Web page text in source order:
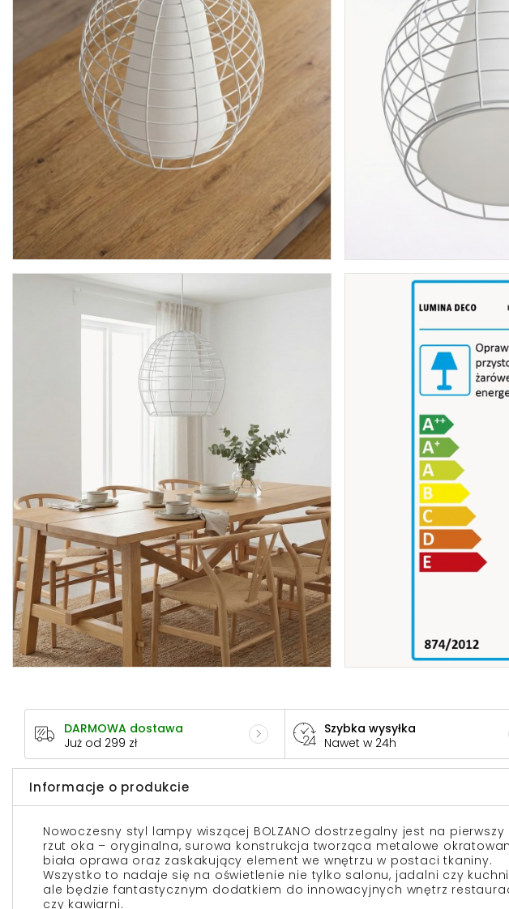
DARMOWA dostawa
Już od 299 zł
Szybka wysyłka
Nawet w 24h
Informacje o produkcie
Nowoczesny styl lampy wiszącej BOLZANO dostrzegalny jest na pierwszy
rzut oka – oryginalna, surowa konstrukcja tworząca metalowe
biała oprawa oraz zaskakujący element we wnętrzu w postaci tkaniny.
Wszystko to nadaje się na oświetlenie nie tylko salonu, jadalni czy
ale będzie fantastycznym dodatkiem do innowacyjnych wnętrz
czy kawiarni.